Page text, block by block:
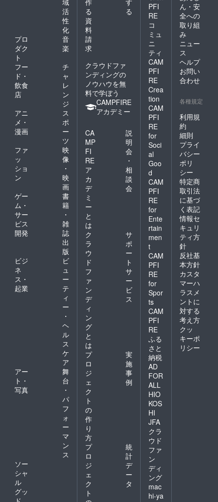
域
活
性
化
プロ
ダク
ト
音
楽
フー
ド・
飲食
店
チ
ャ
レ
ン
ジ
アニ
メ・
漫画
ス
ポ
ー
ツ
ファ
ッ
ショ
ン
映
像
・
映
画
ゲー
ム・
サー
ビス
開発
書
籍
・
雑
誌
出
版
ビジ
ネ
ス・
起業
ビ
ュ
ー
テ
ィ
ー
・
ヘ
ル
ス
ケ
ア
アー
ト・
写真
舞
台
・
パ
フ
ォ
ー
マ
ン
ス
ソー
シャ
ル
グッ
作
る
す
る
資
料
請
求
クラウドファ
ンディングの
ノウハウを無
料で学ぼう
CAMPFIRE
アカデミー
CA
MP
FI
RE
ア
カ
デ
ミ
ー
と
は
説
明
会
・
相
談
会
ク
ラ
ウ
ド
フ
ァ
ン
デ
ィ
ン
グ
と
は
サ
ポ
ー
ト
サ
ー
ビ
ス
プ
ロ
ジ
ェ
ク
ト
の
作
り
方
実
施
事
例
プ
ロ
ジ
ェ
ク
ト
統
計
デ
ー
タ
PFI
RE
コ
ミュ
ニ
ティ
CAM
PFI
RE
Crea
tion
CAM
PFI
RE
for
Soci
al
Goo
d
CAM
PFI
RE
for
Ente
rtain
men
t
CAM
PFI
RE
for
Spor
ts
CAM
PFI
RE
ふる
さと
納税
AD
FOR
ALL
HIO
KOS
HI
JFA
クラ
ウド
ファ
ン
ディ
ング
mac
hi-ya
ん・安
全への
取り組
み
ニュー
ス
ヘルプ
お問い
合わせ
各種規定
利用規
約
細則
プライ
バシー
ポリ
シー
特定商
取引法
に基づ
く表記
情報セ
キュリ
ティ方
針
反社基
本方針
カスタ
マーハ
ラスメ
ントに
対する
考え方
クッ
キーポ
リシー